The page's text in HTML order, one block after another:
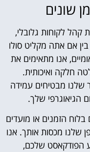
שונים
קהל לקוחות גלובלי,
אם אתה מקליט סולו
אנו מתאימים את
חלקה ואיכותית.
שלנו מבטיחים עמידה
הגיאוגרפי שלך.
בלוח הזמנים או מועדים
שלנו מכסות אותך. אנו
הפודקאסט שלכם,